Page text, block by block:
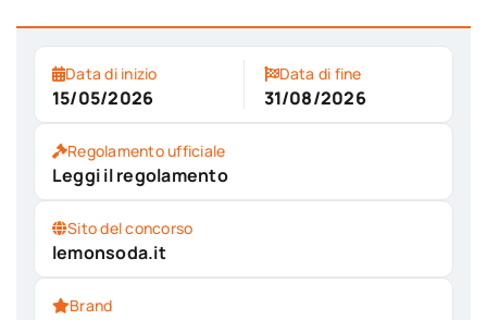
Data di inizio
15/05/2026
Data di fine
31/08/2026
Regolamento ufficiale
Leggi il regolamento
Sito del concorso
lemonsoda.it
Brand